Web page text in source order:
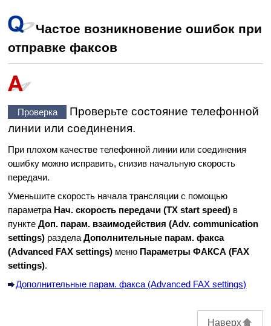
Частое возникновение ошибок при
отправке факсов
Проверка
Проверьте состояние телефонной
линии или соединения.
При плохом качестве телефонной линии или соединения
ошибку можно исправить, снизив начальную скорость
передачи.
Уменьшите скорость начала трансляции с помощью
параметра Нач. скорость передачи (TX start speed) в
пунктеДоп. парам. взаимодействия (Adv. communication
settings) разделаДополнительные парам. факса
(Advanced FAX settings) меню Параметры ФАКСА (FAX
settings).
Дополнительные парам. факса (Advanced FAX settings)
Наверх